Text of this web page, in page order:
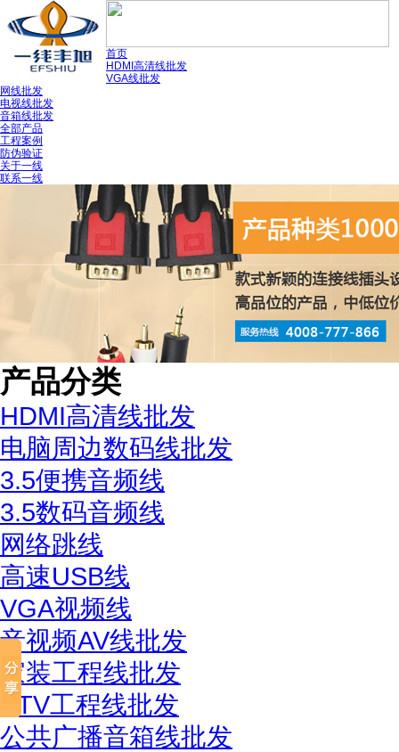
首页
HDMI高清线批发
VGA线批发
网线批发
电视线批发
音箱线批发
全部产品
工程案例
防伪验证
关于一线
联系一线
产品分类
HDMI高清线批发
电脑周边数码线批发
3.5便携音频线
3.5数码音频线
网络跳线
高速USB线
VGA视频线
音视频AV线批发
家装工程线批发
KTV工程线批发
公共广播音箱线批发